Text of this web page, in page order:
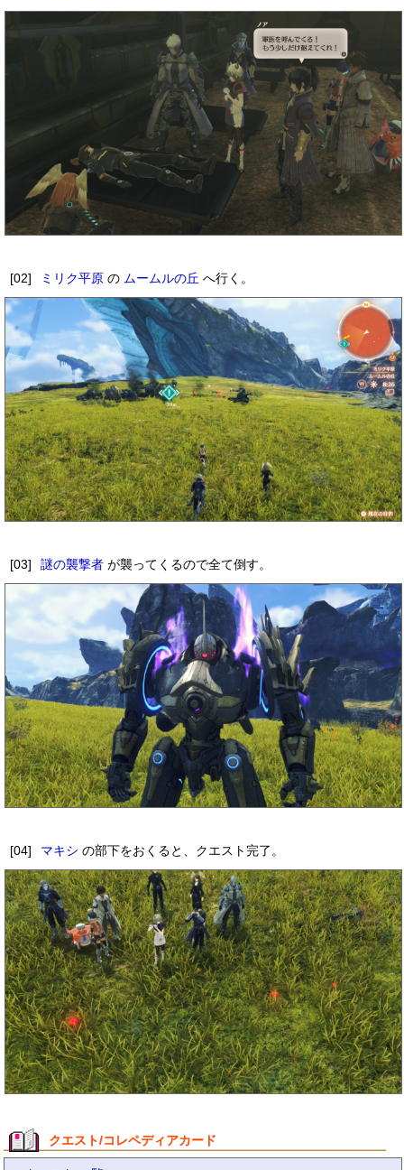
[02] ミリク平原の ムームルの丘 へ行く。
[03] 謎の襲撃者が襲ってくるので全て倒す。
[04] マキシ の部下をおくると、クエスト完了。
クエスト/コレペディアカード